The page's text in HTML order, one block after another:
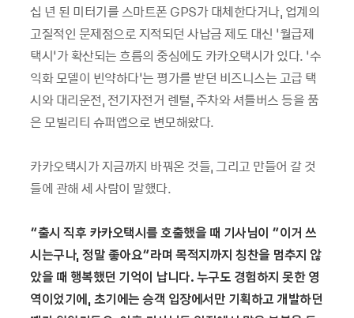
십 년 된 미터기를 스마트폰 GPS가 대체한다거나, 업계의
고질적인 문제점으로 지적되던 사납금 제도 대신 ‘월급제
택시’가 확산되는 흐름의 중심에도 카카오택시가 있다. ‘수
익화 모델이 빈약하다’는 평가를 받던 비즈니스는 고급 택
시와 대리운전, 전기자전거 렌털, 주차와 셔틀버스 등을 품
은 모빌리티 슈퍼앱으로 변모해왔다.
카카오택시가 지금까지 바꿔온 것들, 그리고 만들어 갈 것
들에 관해 세 사람이 말했다.
“출시 직후 카카오택시를 호출했을 때 기사님이 “이거 쓰
시는구나, 정말 좋아요”라며 목적지까지 칭찬을 멈추지 않
았을 때 행복했던 기억이 납니다.누구도 경험하지 못한 영
역이었기에, 초기에는 승객 입장에서만 기획하고 개발하던